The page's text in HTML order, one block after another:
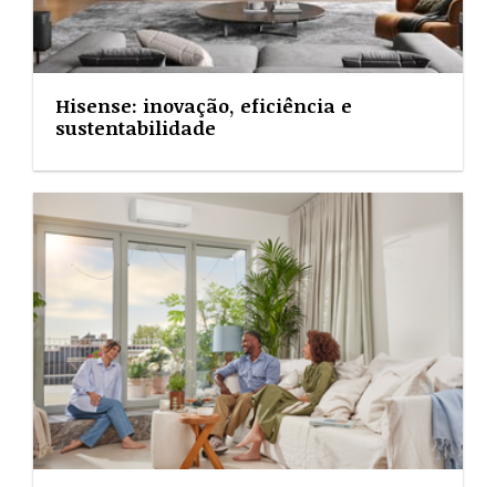
Hisense: inovação, eficiência e
sustentabilidade